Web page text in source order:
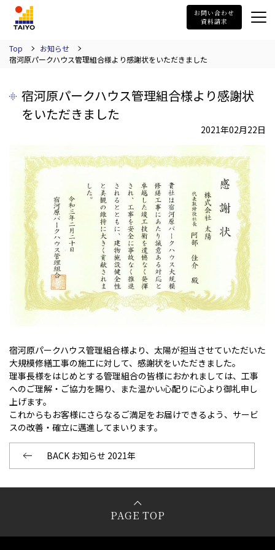
お問い合わせ
資料請求
Top
お知らせ
宿河原パークハウス管理組合様より感謝状をいただきました
宿河原パークハウス管理組合様より感謝状
をいただきました
2021年02月22日
宿河原パークハウス管理組合様より、太陽が担当させていただいた
大規模修繕工事の施工に対して、感謝状をいただきました。
理事長様をはじめとする管理組合の皆様におかれましては、工事
へのご理解・ご協力を賜り、また温かい心配りに心より御礼申し
上げます。
これからもお客様にさらなるご満足をお届けできるよう、サービ
スの改善・確立に邁進してまいります。
BACK お知らせ 2021年
PAGE TOP